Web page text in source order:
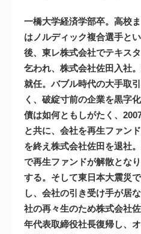
一橋大学経済学部卒。高校
はノルディック複合選手と
後、東レ株式会社でテキス
乞われ、株式会社佐田入社
就任。バブル時代の大手取
く、破綻寸前の企業を黒字
債は如何ともしがたく、
と共に、会社を再生ファン
を終え株式会社佐田を退社
で再生ファンドが解散とな
する。そして東日本大震災
し、会社の引き受け手が居
社の再々生のため株式会社
年代表取締役社長復帰し、